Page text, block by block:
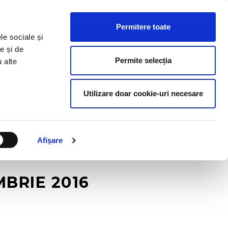
sociale și
și de
alte
Afişare
Permitere toate
Permite selecția
Utilizare doar cookie-uri necesare
CONTACT
2016